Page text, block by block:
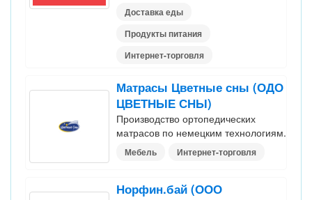
Доставка еды
Продукты питания
Интернет-торговля
Матрасы Цветные сны (ОДО
ЦВЕТНЫЕ СНЫ)
Производство ортопедических
матрасов по немецким технологиям.
Мебель Интернет-торговля
Норфин.бай (ООО